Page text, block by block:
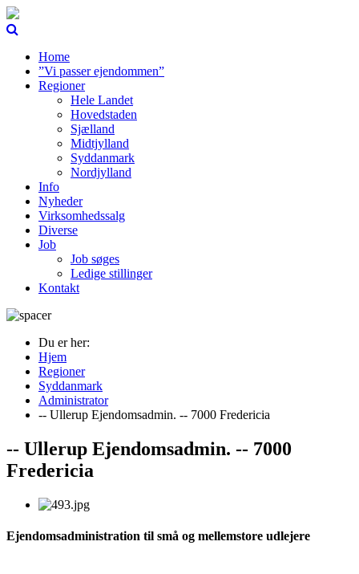
Home
”Vi passer ejendommen”
Regioner
Hele Landet
Hovedstaden
Sjælland
Midtjylland
Syddanmark
Nordjylland
Info
Nyheder
Virksomhedssalg
Diverse
Job
Job søges
Ledige stillinger
Kontakt
Du er her:
Hjem
Regioner
Syddanmark
Administrator
-- Ullerup Ejendomsadmin. -- 7000 Fredericia
-- Ullerup Ejendomsadmin. -- 7000
Fredericia
Ejendomsadministration til små og mellemstore udlejere